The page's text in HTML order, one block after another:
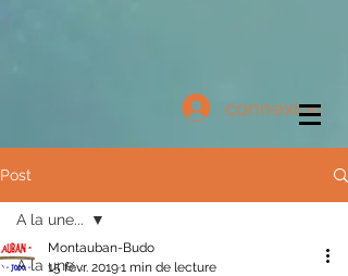
connexion
Post
A la une...
A la une...
Montauban-Budo
15 févr. 20191 min de lecture